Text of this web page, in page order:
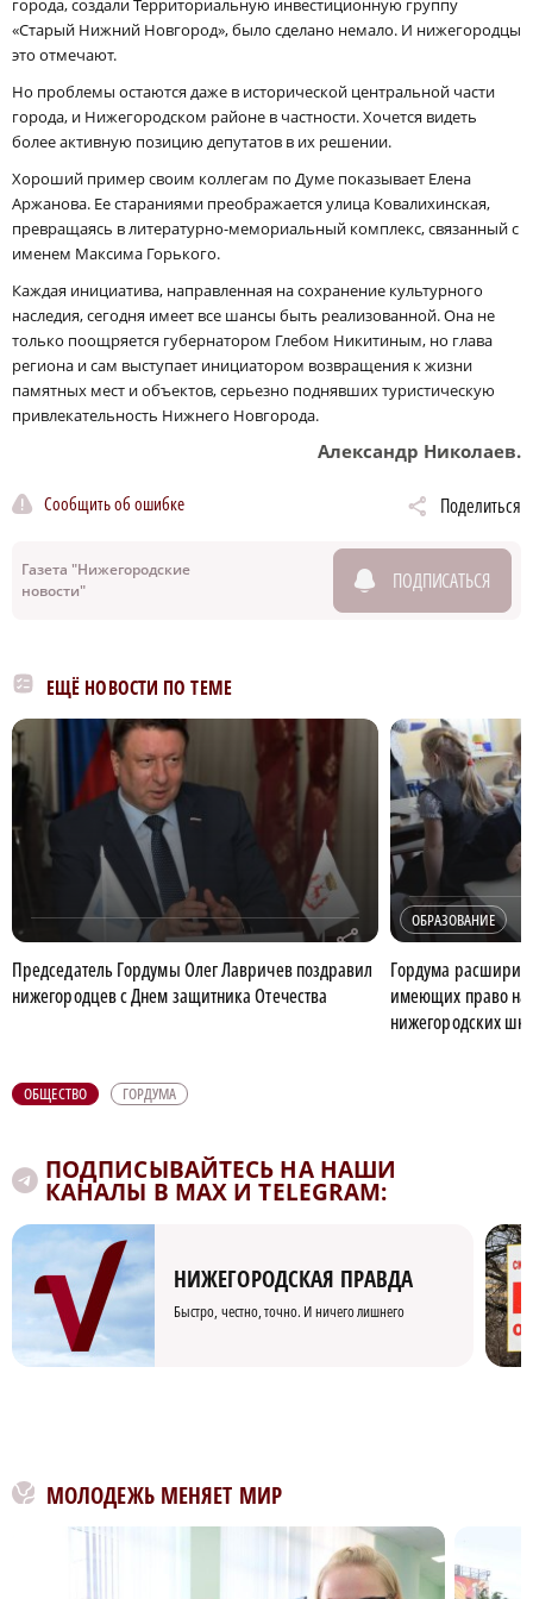
города, создали Территориальную инвестиционную группу
«Старый Нижний Новгород», было сделано немало. И нижегородцы
это отмечают.
Но проблемы остаются даже в исторической центральной части
города, и Нижегородском районе в частности. Хочется видеть
более активную позицию депутатов в их решении.
Хороший пример своим коллегам по Думе показывает Елена
Аржанова. Ее стараниями преображается улица Ковалихинская,
превращаясь в литературно-мемориальный комплекс, связанный с
именем Максима Горького.
Каждая инициатива, направленная на сохранение культурного
наследия, сегодня имеет все шансы быть реализованной. Она не
только поощряется губернатором Глебом Никитиным, но глава
региона и сам выступает инициатором возвращения к жизни
памятных мест и объектов, серьезно поднявших туристическую
привлекательность Нижнего Новгорода.
Александр Николаев.
Сообщить об ошибке Поделиться
Газета "Нижегородские
новости"
ПОДПИСАТЬСЯ
ЕЩЁ НОВОСТИ ПО ТЕМЕ
r
Председатель Гордумы Олег Лавричев поздравил
нижегородцев с Днем защитника Отечества
ОБРАЗОВАНИЕ
Гордума
имеющих право на
нижегородских
ОБЩЕСТВО ГОРДУМА
ПОДПИСЫВАЙТЕСЬ НА НАШИ
КАНАЛЫ В MAX И TELEGRAM:
НИЖЕГОРОДСКАЯ ПРАВДА
Быстро, честно, точно. И ничего лишнего
МОЛОДЕЖЬ МЕНЯЕТ МИР